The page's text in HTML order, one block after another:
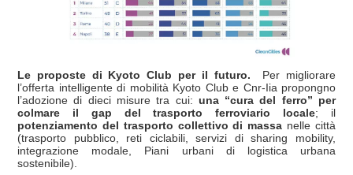
Le proposte di Kyoto Club per il futuro.
Per migliorare
l’offerta intelligente di mobilità Kyoto Club e Cnr-Iia propongno
l’adozione di dieci misure tra cui: una “cura del ferro” per
colmare il gap del trasporto ferroviario locale; il
potenziamento del trasporto collettivo di massa nelle città
(trasporto pubblico, reti ciclabili, servizi di sharing mobility,
integrazione modale, Piani urbani di logistica urbana
sostenibile).